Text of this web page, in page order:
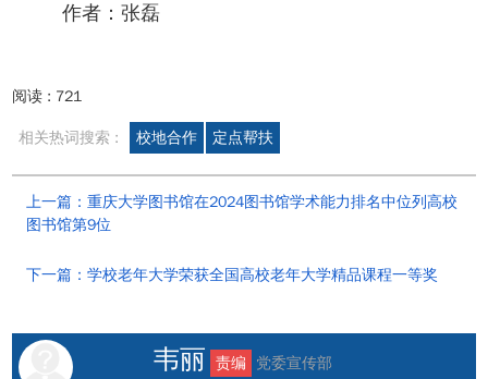
作者：张磊
阅读 : 721
相关热词搜索 : 校地合作 定点帮扶
上一篇：重庆大学图书馆在2024图书馆学术能力排名中位列高校
图书馆第9位
下一篇：学校老年大学荣获全国高校老年大学精品课程一等奖
韦丽 责编 党委宣传部